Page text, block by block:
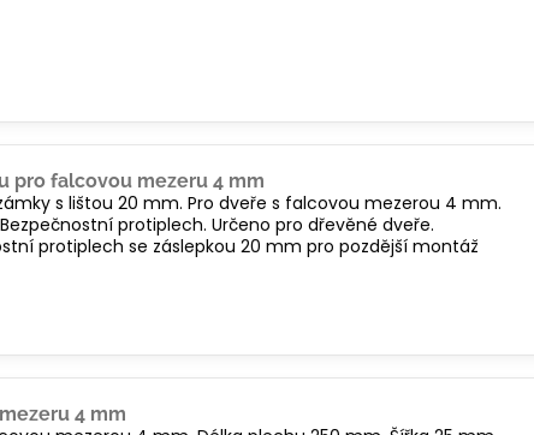
pro falcovou mezeru 4 mm
s lištou 20 mm. Pro dveře s falcovou mezerou 4 mm.
protiplech. Určeno pro dřevěné dveře.
protiplech se záslepkou 20 mm pro pozdější montáž
4 mm